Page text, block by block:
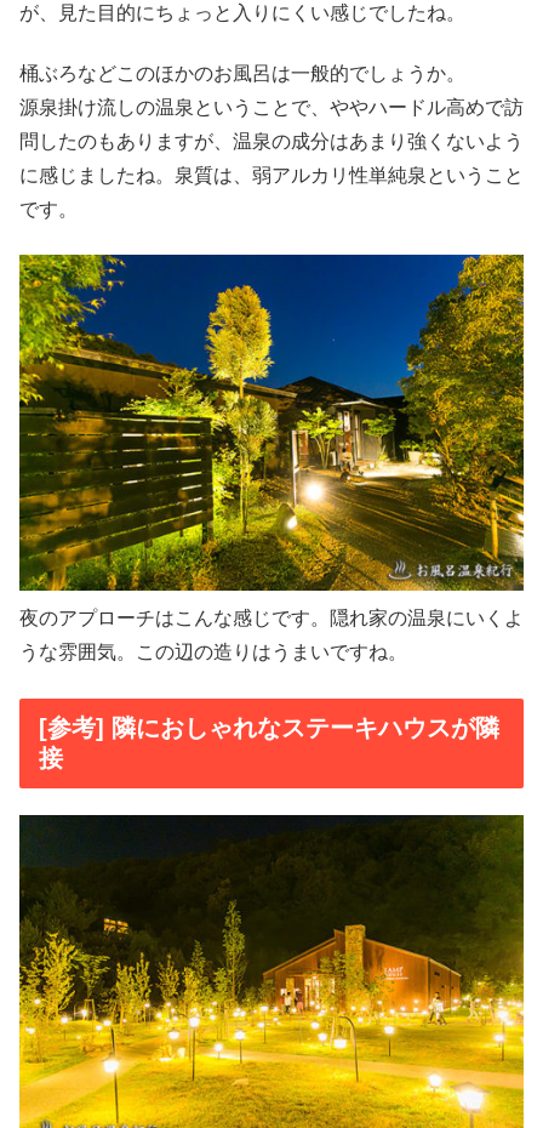
が、見た目的にちょっと入りにくい感じでしたね。
桶ぶろなどこのほかのお風呂は一般的でしょうか。
源泉掛け流しの温泉ということで、ややハードル高めで訪
問したのもありますが、温泉の成分はあまり強くないよう
に感じましたね。泉質は、弱アルカリ性単純泉ということ
です。
夜のアプローチはこんな感じです。隠れ家の温泉にいくよ
うな雰囲気。この辺の造りはうまいですね。
[参考] 隣におしゃれなステーキハウスが隣
接